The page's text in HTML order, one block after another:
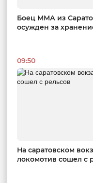
Боец ММА из
осужден за
09:50
На саратовском
локомотив сошел с